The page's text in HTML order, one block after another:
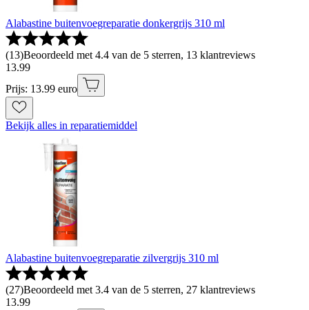
Alabastine buitenvoegreparatie donkergrijs 310 ml
(13)Beoordeeld met 4.4 van de 5 sterren, 13 klantreviews
13.99
Prijs: 13.99 euro
Bekijk alles in reparatiemiddel
Alabastine buitenvoegreparatie zilvergrijs 310 ml
(27)Beoordeeld met 3.4 van de 5 sterren, 27 klantreviews
13.99